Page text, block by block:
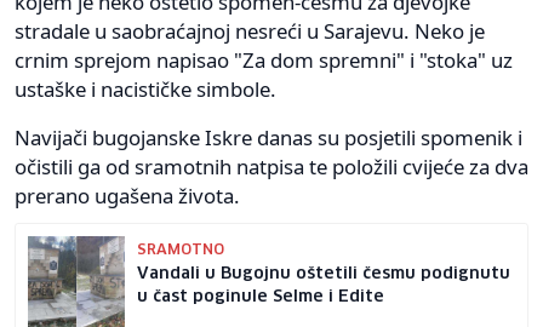
stradale u saobraćajnoj nesreći u Sarajevu. Neko je
crnim sprejom napisao "Za dom spremni" i "stoka" uz
ustaške i nacističke simbole.
Navijači bugojanske Iskre danas su posjetili spomenik i
očistili ga od sramotnih natpisa te položili cvijeće za dva
prerano ugašena života.
SRAMOTNO
Vandali u Bugojnu oštetili česmu podignutu
u čast poginule Selme i Edite